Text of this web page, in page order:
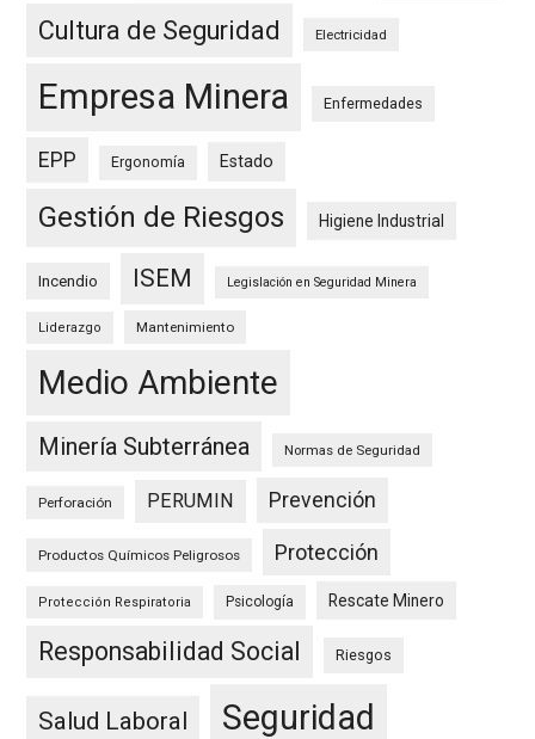
Cultura de Seguridad Electricidad
Empresa Minera Enfermedades
EPP Ergonomía Estado
Gestión de Riesgos Higiene Industrial
Incendio ISEM Legislación en Seguridad Minera
Liderazgo Mantenimiento
Medio Ambiente
Minería Subterránea Normas de Seguridad
Perforación PERUMIN Prevención
Productos Químicos Peligrosos Protección
Protección Respiratoria Psicología Rescate Minero
Responsabilidad Social Riesgos
Salud Laboral
Seguridad